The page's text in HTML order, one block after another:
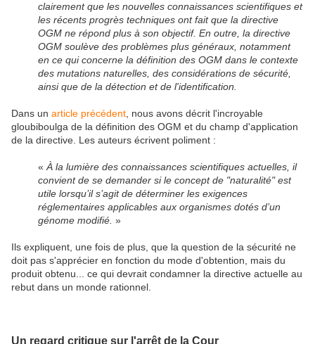
clairement que les nouvelles connaissances scientifiques et
les récents progrès techniques ont fait que la directive
OGM ne répond plus à son objectif. En outre, la directive
OGM soulève des problèmes plus généraux, notamment
en ce qui concerne la définition des OGM dans le contexte
des mutations naturelles, des considérations de sécurité,
ainsi que de la détection et de l'identification.
Dans un article précédent, nous avons décrit l'incroyable
gloubiboulga de la définition des OGM et du champ d'application
de la directive. Les auteurs écrivent poliment :
«À la lumière des connaissances scientifiques actuelles, il
convient de se demander si le concept de "naturalité" est
utile lorsqu’il s’agit de déterminer les exigences
réglementaires applicables aux organismes dotés d’un
génome modifié. »
Ils expliquent, une fois de plus, que la question de la sécurité ne
doit pas s'apprécier en fonction du mode d'obtention, mais du
produit obtenu... ce qui devrait condamner la directive actuelle au
rebut dans un monde rationnel.
Un regard critique sur l'arrêt de la Cour